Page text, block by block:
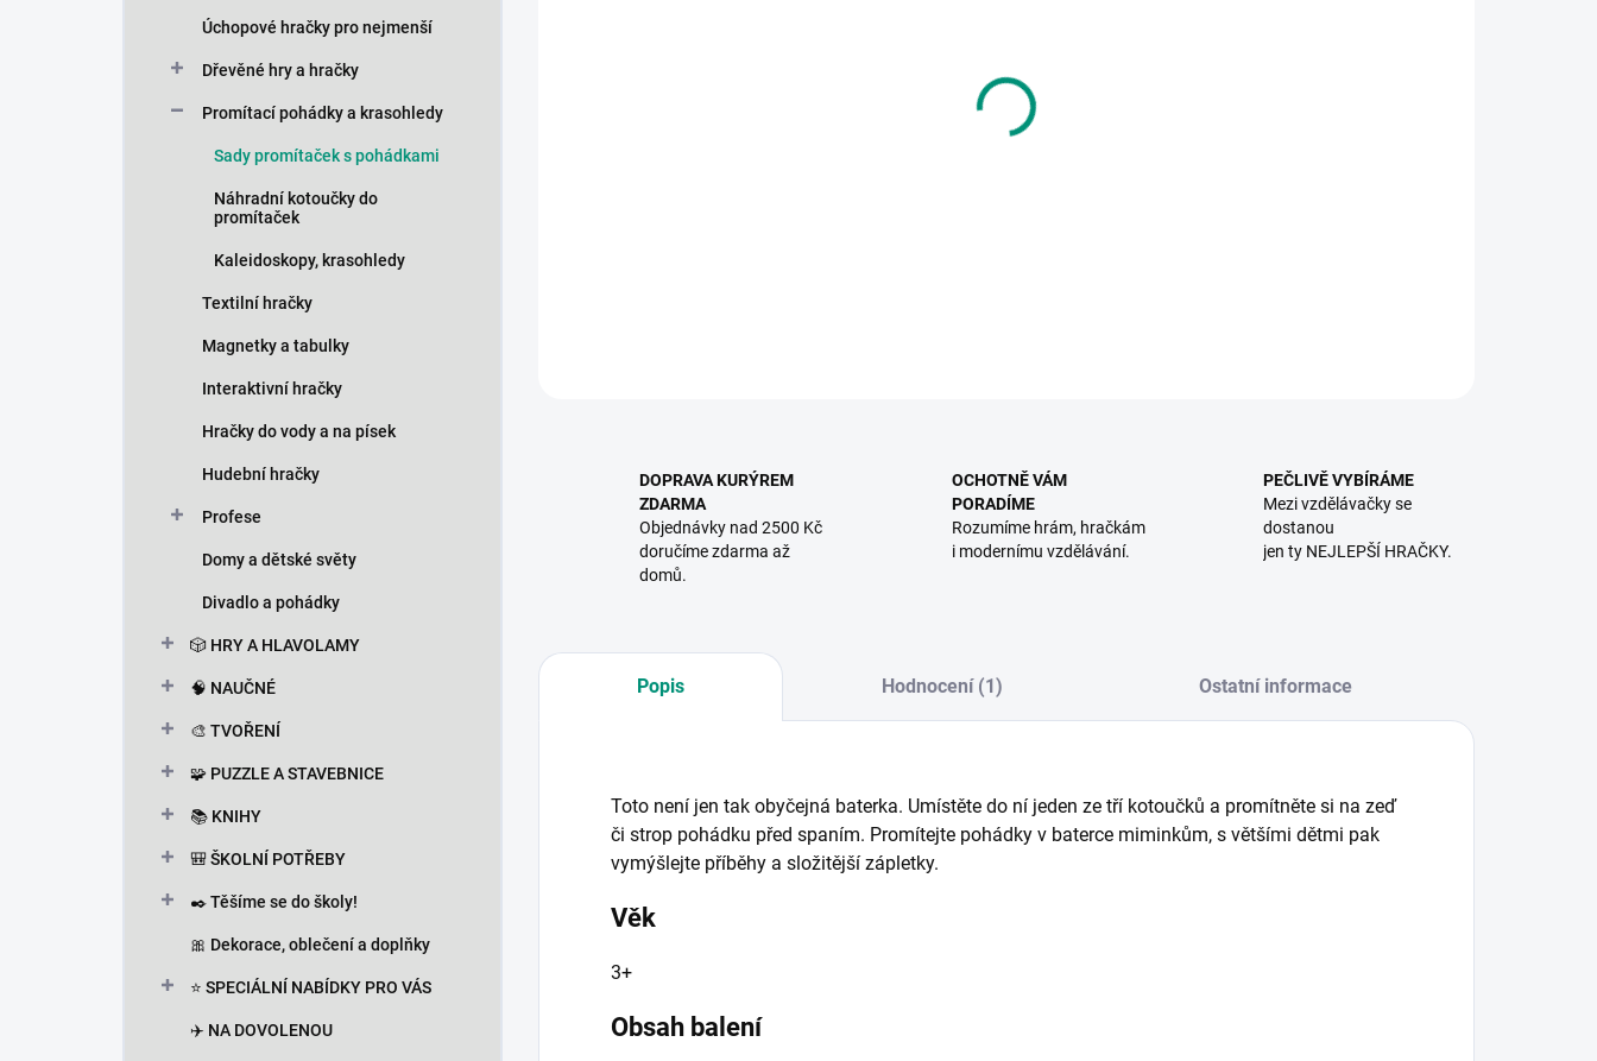
Úchopové hračky pro nejmenší
Dřevěné hry a hračky
Promítací pohádky a krasohledy
Sady promítaček s pohádkami
Náhradní kotoučky do
promítaček
Kaleidoskopy, krasohledy
Textilní hračky
Magnetky a tabulky
Interaktivní hračky
Hračky do vody a na písek
Hudební hračky
Profese
Domy a dětské světy
Divadlo a pohádky
🎲 HRY A HLAVOLAMY
🧠 NAUČNÉ
🎨 TVOŘENÍ
🧩 PUZZLE A STAVEBNICE
📚 KNIHY
🎒 ŠKOLNÍ POTŘEBY
✒️ Těšíme se do školy!
🎀 Dekorace, oblečení a doplňky
⭐ SPECIÁLNÍ NABÍDKY PRO VÁS
✈️ NA DOVOLENOU
DOPRAVA KURÝREM
ZDARMA
Objednávky nad 2500 Kč
doručíme zdarma až
domů.
OCHOTNĚ VÁM
PORADÍME
Rozumíme hrám, hračkám
i modernímu vzdělávání.
PEČLIVĚ VYBÍRÁME
Mezi vzdělávačky se
dostanou
jen ty NEJLEPŠÍ HRAČKY.
Popis Hodnocení (1) Ostatní informace
Toto není jen tak obyčejná baterka. Umístěte do ní jeden ze tří kotoučků a promítněte si na zeď
či strop pohádku před spaním. Promítejte pohádky v baterce miminkům, s většími dětmi pak
vymýšlejte příběhy a složitější zápletky.
Věk
3+
Obsah balení